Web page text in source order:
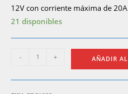
12V con corriente máxima de
21 disponibles
EBC1220
mantenedor
- + AÑADIR